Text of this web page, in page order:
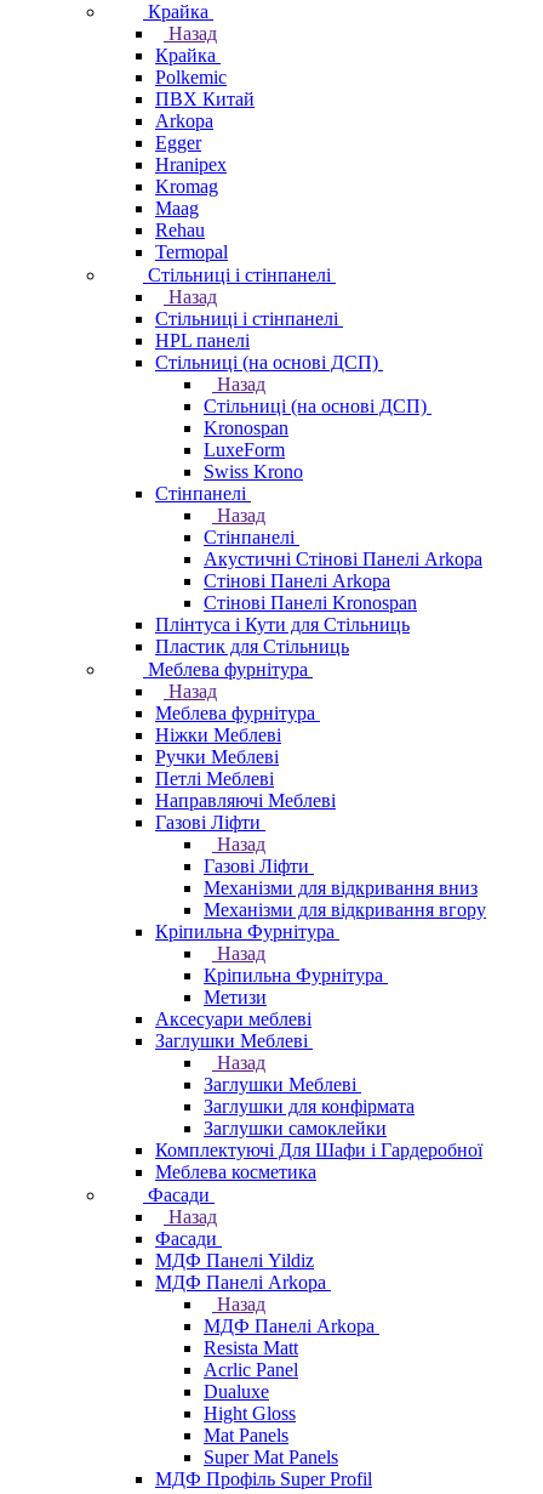
Крайка
Назад
Крайка
Polkemic
ПВХ Китай
Arkopa
Egger
Hranipex
Kromag
Maag
Rehau
Termopal
Стільниці і стінпанелі
Назад
Стільниці і стінпанелі
HPL панелі
Стільниці (на основі ДСП)
Назад
Стільниці (на основі ДСП)
Kronospan
LuxeForm
Swiss Krono
Стінпанелі
Назад
Стінпанелі
Акустичні Стінові Панелі Аrkopa
Стінові Панелі Arkopa
Стінові Панелі Kronospan
Плінтуса і Кути для Стільниць
Пластик для Стільниць
Меблева фурнітура
Назад
Меблева фурнітура
Ніжки Меблеві
Ручки Меблеві
Петлі Меблеві
Направляючі Меблеві
Газові Ліфти
Назад
Газові Ліфти
Механізми для відкривання вниз
Механізми для відкривання вгору
Кріпильна Фурнітура
Назад
Кріпильна Фурнітура
Метизи
Аксесуари меблеві
Заглушки Меблеві
Назад
Заглушки Меблеві
Заглушки для конфірмата
Заглушки самоклейки
Комплектуючі Для Шафи і Гардеробної
Меблева косметика
Фасади
Назад
Фасади
МДФ Панелі Yildiz
МДФ Панелі Arkopa
Назад
МДФ Панелі Arkopa
Resista Matt
Acrlic Panel
Dualuxe
Hight Gloss
Mat Panels
Super Mat Panels
МДФ Профіль Super Profil